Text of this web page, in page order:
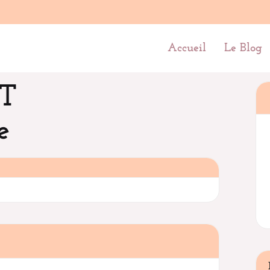
Accueil Le Blog